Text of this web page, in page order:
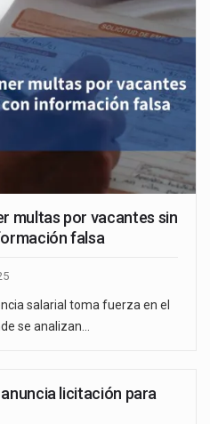
multas por vacantes sin
falsa
salarial toma fuerza en el
se analizan…
licitación para